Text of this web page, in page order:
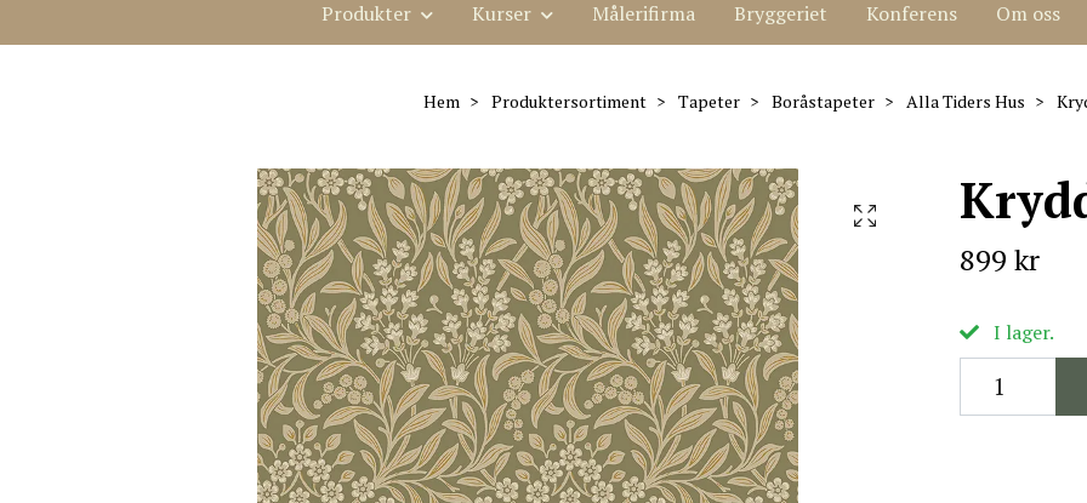
Produkter Kurser Målerifirma Bryggeriet Konferens Om oss
Hem Produktersortiment Tapeter Boråstapeter Alla Tiders Hus
899 kr
I lager.